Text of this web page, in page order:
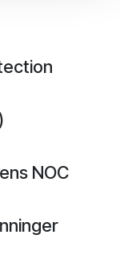
NOC